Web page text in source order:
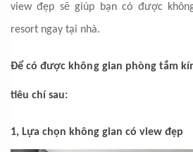
view đẹp sẽ giúp bạn có được
resort ngay tại nhà.
Để có được không gian phòng tắm
tiêu chí sau:
1, Lựa chọn không gian có view đẹp